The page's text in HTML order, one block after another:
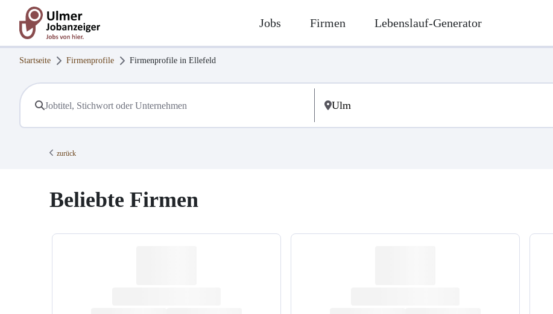
Jobs Firmen Lebenslauf-Generator
Startseite Firmenprofile Firmenprofile in Ellefeld
zurück
Beliebte Firmen